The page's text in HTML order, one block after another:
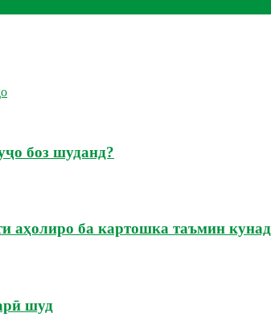
боз шуданд?
аҳолиро ба картошка таъмин кунад
шуд